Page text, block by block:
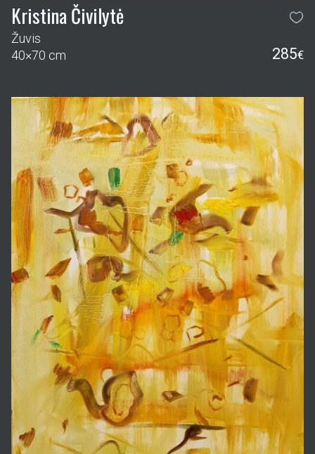
Kristina Čivilytė
Žuvis
40×70 cm
285€